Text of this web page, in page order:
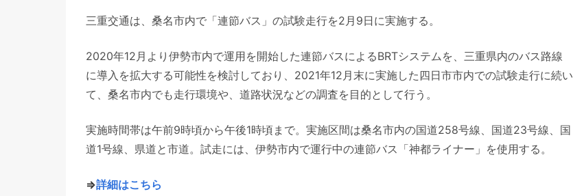
三重交通は、桑名市内で「連節バス」の試験走行を2月9日に実施する。
2020年12月より伊勢市内で運用を開始した連節バスによるBRTシステムを、三重県内のバス路線
に導入を拡大する可能性を検討しており、2021年12月末に実施した四日市市内での試験走行に続い
て、桑名市内でも走行環境や、道路状況などの調査を目的として行う。
実施時間帯は午前9時頃から午後1時頃まで。実施区間は桑名市内の国道258号線、国道23号線、国
道1号線、県道と市道。試走には、伊勢市内で運行中の連節バス「神都ライナー」を使用する。
⇒詳細はこちら